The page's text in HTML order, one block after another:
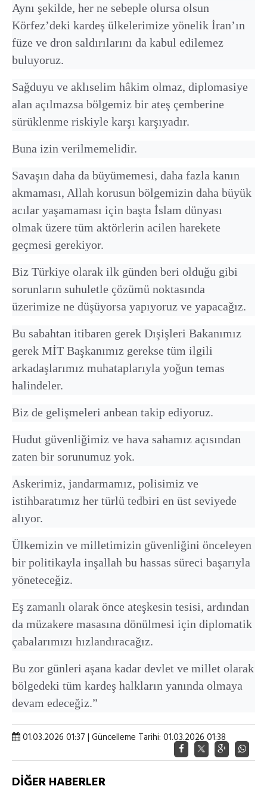
Aynı şekilde, her ne sebeple olursa olsun
Körfez’deki kardeş ülkelerimize yönelik İran’ın
füze ve dron saldırılarını da kabul edilemez
buluyoruz.
Sağduyu ve aklıselim hâkim olmaz, diplomasiye
alan açılmazsa bölgemiz bir ateş çemberine
sürüklenme riskiyle karşı karşıyadır.
Buna izin verilmemelidir.
Savaşın daha da büyümemesi, daha fazla kanın
akmaması, Allah korusun bölgemizin daha büyük
acılar yaşamaması için başta İslam dünyası
olmak üzere tüm aktörlerin acilen harekete
geçmesi gerekiyor.
Biz Türkiye olarak ilk günden beri olduğu gibi
sorunların suhuletle çözümü noktasında
üzerimize ne düşüyorsa yapıyoruz ve yapacağız.
Bu sabahtan itibaren gerek Dışişleri Bakanımız
gerek MİT Başkanımız gerekse tüm ilgili
arkadaşlarımız muhataplarıyla yoğun temas
halindeler.
Biz de gelişmeleri anbean takip ediyoruz.
Hudut güvenliğimiz ve hava sahamız açısından
zaten bir sorunumuz yok.
Askerimiz, jandarmamız, polisimiz ve
istihbaratımız her türlü tedbiri en üst seviyede
alıyor.
Ülkemizin ve milletimizin güvenliğini önceleyen
bir politikayla inşallah bu hassas süreci başarıyla
yöneteceğiz.
Eş zamanlı olarak önce ateşkesin tesisi, ardından
da müzakere masasına dönülmesi için diplomatik
çabalarımızı hızlandıracağız.
Bu zor günleri aşana kadar devlet ve millet olarak
bölgedeki tüm kardeş halkların yanında olmaya
devam edeceğiz.”
01.03.2026 01:37 | Güncelleme Tarihi: 01.03.2026 01:38